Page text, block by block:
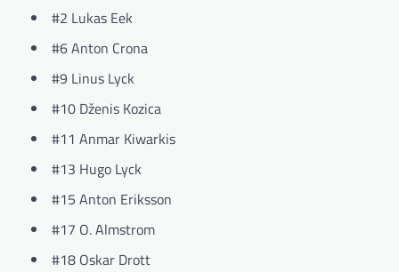
#2 Lukas Eek
#6 Anton Crona
#9 Linus Lyck
#10 Dženis Kozica
#11 Anmar Kiwarkis
#13 Hugo Lyck
#15 Anton Eriksson
#17 O. Almstrom
#18 Oskar Drott